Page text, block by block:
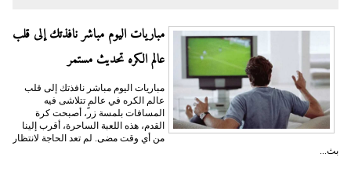
مباريات اليوم مباشر نافذتك إلى قلب
عالم الكره تحديث مستمر
مباريات اليوم مباشر نافذتك إلى قلب
عالم الكره في عالمٍ تتلاشى فيه
المسافات بلمسة زر، أصبحت كرة
القدم، هذه اللعبة الساحرة، أقرب إلينا
من أي وقت مضى. لم تعد الحاجة لانتظار
بث...